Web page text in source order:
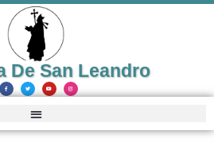
De San Leandro